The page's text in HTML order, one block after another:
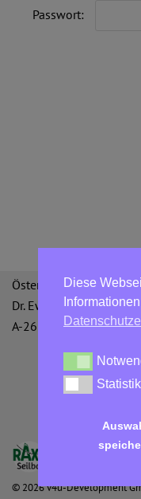
Passwort:
Österreichische
Dr. Ewald Bing-Straße 3
A-2651 Reichenau an
© 2026v4u-Development
Diese
Notwendige
Statistik &